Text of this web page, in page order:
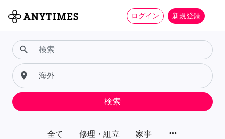
ログイン 新規登録
全て 修理・組立 家事 more_horiz
search
place
検索